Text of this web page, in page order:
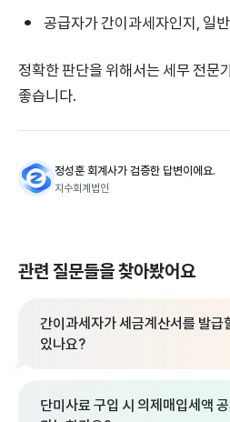
공급자가 간이과세자인지, 일
정확한 판단을 위해서는 세무 전문
좋습니다.
정성훈 회계사가 검증한 답변이에요.
지수회계법인
관련 질문들을 찾아봤어요
간이과세자가 세금계산서를 발급
있나요?
단미사료 구입 시 의제매입세액